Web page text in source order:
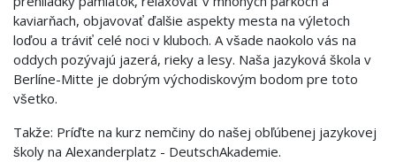
kaviarňach, objavovať ďalšie aspekty mesta na výletoch
loďou a tráviť celé noci v kluboch. A všade naokolo vás na
oddych pozývajú jazerá, rieky a lesy. Naša jazyková škola v
Berlíne-Mitte je dobrým východiskovým bodom pre toto
všetko.
Takže: Príďte na kurz nemčiny do našej obľúbenej jazykovej
školy na Alexanderplatz - DeutschAkademie.